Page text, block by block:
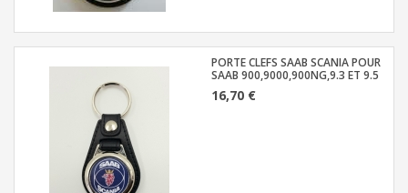
PORTE CLEFS SAAB SCANIA POUR
SAAB 900,9000,900NG,9.3 ET 9.5
16,70 €